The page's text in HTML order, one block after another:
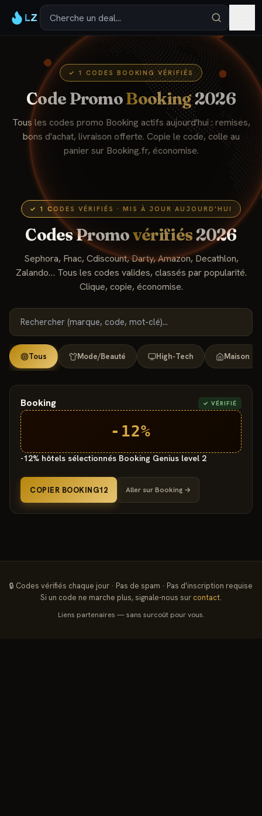
LZ
✓ 1 CODES BOOKINGVÉRIFIÉS
Code PromoBooking2026
Tous les codes promo Booking actifs aujourd'hui : remises,
bons d'achat, livraison offerte. Copie le code, colle au
panier sur Booking.fr, économise.
✓1 CODES VÉRIFIÉS · MIS À JOUR AUJOURD'HUI
Codes Promovérifiés2026
Sephora, Fnac, Cdiscount, Darty, Amazon, Decathlon,
Zalando… Tous les codes valides, classés par popularité.
Clique, copie, économise.
Tous Mode/Beauté High-Tech Maison
Booking ✓ VÉRIFIÉ
-12%
-12% hôtels sélectionnés Booking Genius level 2
COPIER BOOKING12 Aller surBooking →
🔒 Codes vérifiés chaque jour · Pas de spam · Pas d'inscription requise
Si un code ne marche plus, signale-nous sur contact.
Liens partenaires — sans surcoût pour vous.